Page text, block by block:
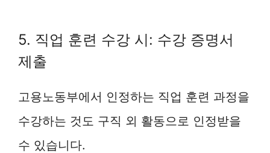
5. 직업 훈련 수강 시: 수강 증명서
제출
고용노동부에서 인정하는 직업 훈련 과정을
수강하는 것도 구직 외 활동으로 인정받을
수 있습니다.